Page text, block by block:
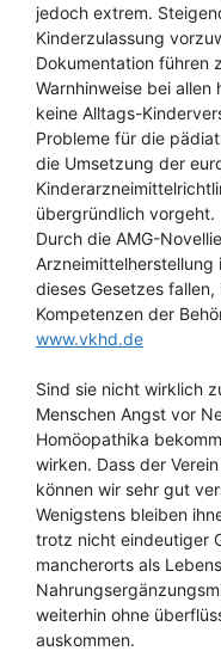
jedoch extrem.
Kinderzulassung
Dokumentation führen
Warnhinweise bei
keine Alltags-
Probleme für die
die Umsetzung der
übergründlich vorgeht.
Durch die AMG-
Arzneimittelherstellung
dieses Gesetzes
Kompetenzen der
www.vkhd.de
Sind sie nicht wirklich
Menschen Angst vor
Homöopathika
wirken. Dass der
können wir sehr gut
Wenigstens bleiben
trotz nicht eindeutiger
mancherorts als
weiterhin ohne
auskommen.